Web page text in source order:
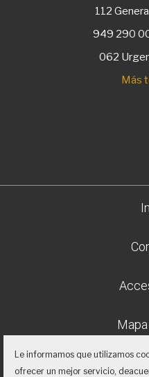
112
949 290
062
Más
Le informamos que utilizamos
ofrecer un mejor servicio,